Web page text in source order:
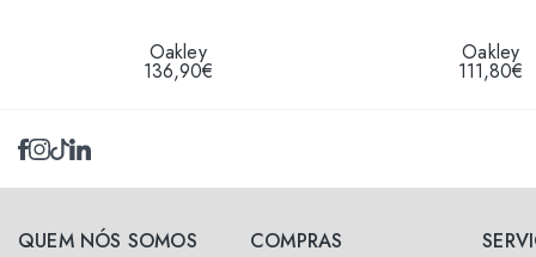
Oakley
136,90€
Oakley
111,80€
QUEM NÓS SOMOS COMPRAS